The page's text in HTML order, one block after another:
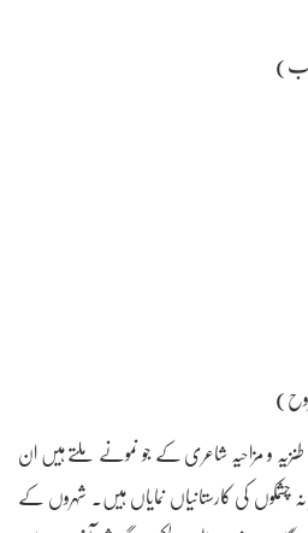
و مزاحیہ شاعری کے جو نمونے ملتے ہیں ان
چشمکوں کی کارستانیاں نمایاں ہیں۔ شہروں کے